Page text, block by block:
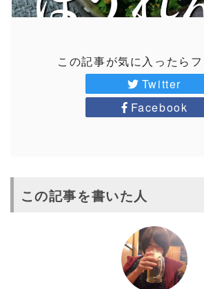
この記事が気に入ったらフ
Twitter
Facebook
この記事を書いた人